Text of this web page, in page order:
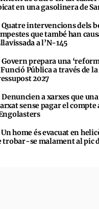
en una gasolinera de
Quatre intervencions dels
que també han
a l’N-145
Govern prepara una
Pública a través de
2027
Denuncien a xarxes que
sense pagar el
Un home és evacuat en
trobar-se malament al pic